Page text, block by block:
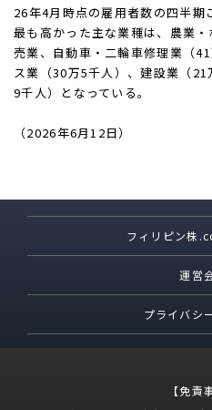
26年4月時点の雇用者数の四半期
最も高かった主な業種は、農業
売業、自動車・二輪車修理業（
ス業（30万5千人）、建設業（
9千人）となっている。
（2026年6月12日）
フィリピン株
運営
プライバシ
【免責